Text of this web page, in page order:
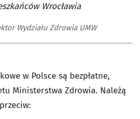
Wrocławia
Wydziału Zdrowia UMW
w Polsce są bezpłatne,
Ministerstwa Zdrowia. Należą